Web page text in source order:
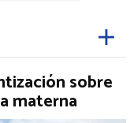
sobre
materna